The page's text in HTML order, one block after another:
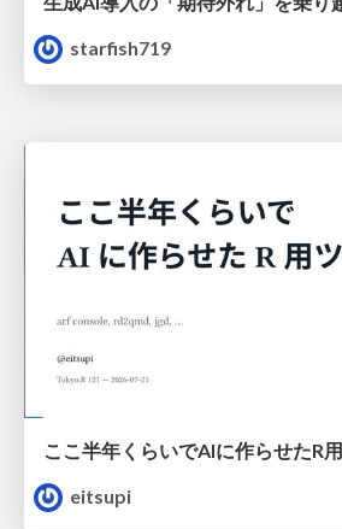
starfish719
ここ半年くらいでAIに作らせたR
eitsupi